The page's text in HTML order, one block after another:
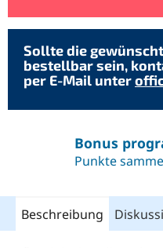
Sollte die
bestellbar sein,
per E-Mail unter
Bonus
Punkte
Beschreibung